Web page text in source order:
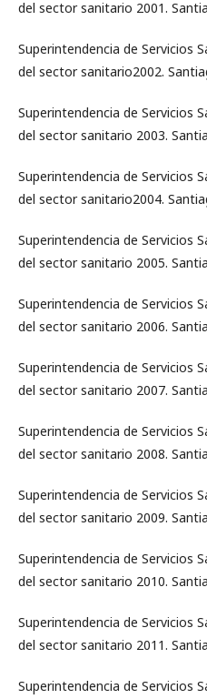
del sector sanitario 2001.
Superintendencia de Servicios
del sector sanitario2002.
Superintendencia de Servicios
del sector sanitario 2003.
Superintendencia de Servicios
del sector sanitario2004.
Superintendencia de Servicios
del sector sanitario 2005.
Superintendencia de Servicios
del sector sanitario 2006.
Superintendencia de Servicios
del sector sanitario 2007.
Superintendencia de Servicios
del sector sanitario 2008.
Superintendencia de Servicios
del sector sanitario 2009.
Superintendencia de Servicios
del sector sanitario 2010.
Superintendencia de Servicios
del sector sanitario 2011.
Superintendencia de Servicios